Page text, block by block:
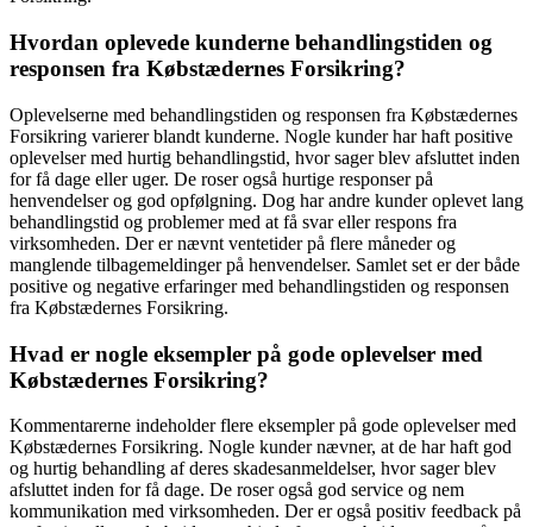
Hvordan oplevede kunderne behandlingstiden og
responsen fra Købstædernes Forsikring?
Oplevelserne med behandlingstiden og responsen fra Købstædernes
Forsikring varierer blandt kunderne. Nogle kunder har haft positive
oplevelser med hurtig behandlingstid, hvor sager blev afsluttet inden
for få dage eller uger. De roser også hurtige responser på
henvendelser og god opfølgning. Dog har andre kunder oplevet lang
behandlingstid og problemer med at få svar eller respons fra
virksomheden. Der er nævnt ventetider på flere måneder og
manglende tilbagemeldinger på henvendelser. Samlet set er der både
positive og negative erfaringer med behandlingstiden og responsen
fra Købstædernes Forsikring.
Hvad er nogle eksempler på gode oplevelser med
Købstædernes Forsikring?
Kommentarerne indeholder flere eksempler på gode oplevelser med
Købstædernes Forsikring. Nogle kunder nævner, at de har haft god
og hurtig behandling af deres skadesanmeldelser, hvor sager blev
afsluttet inden for få dage. De roser også god service og nem
kommunikation med virksomheden. Der er også positiv feedback på